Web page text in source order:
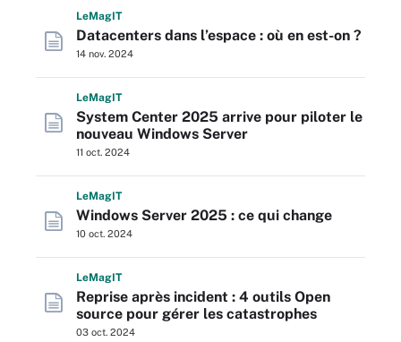
LeMagIT
Datacenters dans l’espace : où en est-on ?
14 nov. 2024
LeMagIT
System Center 2025 arrive pour piloter le
nouveau Windows Server
11 oct. 2024
LeMagIT
Windows Server 2025 : ce qui change
10 oct. 2024
LeMagIT
Reprise après incident : 4 outils Open
source pour gérer les catastrophes
03 oct. 2024